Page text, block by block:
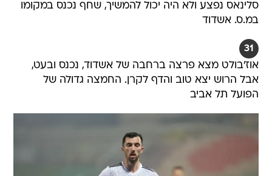
סלינאס נפצע ולא היה יכול להמשיך, שחף נכנס במקומו
במ.ס. אשדוד
31
אוז'בולט מצא פרצה ברחבה של אשדוד, נכנס ובעט,
אבל הרוש יצא טוב והדף לקרן. החמצה גדולה של
הפועל תל אביב